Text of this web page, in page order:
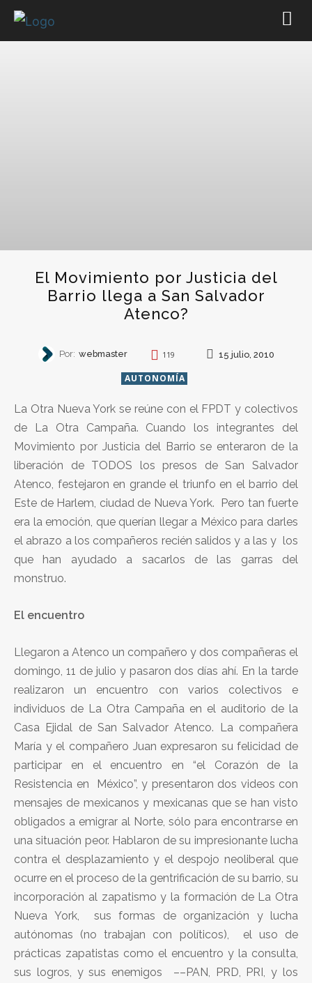
El Movimiento por Justicia del
Barrio llega a San Salvador
Atenco?
Por: webmaster 119 15 julio, 2010
AUTONOMÍA
La Otra Nueva York se reúne con el FPDT y colectivos
de La Otra Campaña. Cuando los integrantes del
Movimiento por Justicia del Barrio se enteraron de la
liberación de TODOS los presos de San Salvador
Atenco, festejaron en grande el triunfo en el barrio del
Este de Harlem, ciudad de Nueva York. Pero tan fuerte
era la emoción, que querían llegar a México para darles
el abrazo a los compañeros recién salidos y a las y los
que han ayudado a sacarlos de las garras del
monstruo.
El encuentro
Llegaron a Atenco un compañero y dos compañeras el
domingo, 11 de julio y pasaron dos días ahí. En la tarde
realizaron un encuentro con varios colectivos e
individuos de La Otra Campaña en el auditorio de la
Casa Ejidal de San Salvador Atenco. La compañera
María y el compañero Juan expresaron su felicidad de
participar en el encuentro en “el Corazón de la
Resistencia en México”, y presentaron dos videos con
mensajes de mexicanos y mexicanas que se han visto
obligados a emigrar al Norte, sólo para encontrarse en
una situación peor. Hablaron de su impresionante lucha
contra el desplazamiento y el despojo neoliberal que
ocurre en el proceso de la gentrificación de su barrio, su
incorporación al zapatismo y la formación de La Otra
Nueva York, sus formas de organización y lucha
autónomas (no trabajan con políticos), el uso de
prácticas zapatistas como el encuentro y la consulta,
sus logros, y sus enemigos ––PAN, PRD, PRI, y los